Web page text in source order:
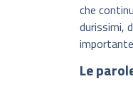
che
durissimi,
Le